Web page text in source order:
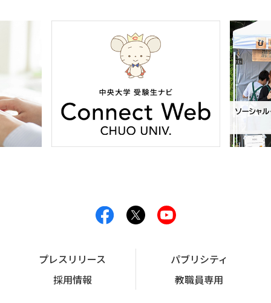
プレスリリース
パブリシティ
採用情報
教職員専用